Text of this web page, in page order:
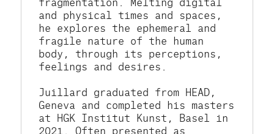
and physical times and spaces,
he explores the ephemeral and
fragile nature of the human
body, through its perceptions,
feelings and desires.
Juillard graduated from HEAD,
Geneva and completed his masters
at HGK Institut Kunst, Basel in
2021. Often presented as